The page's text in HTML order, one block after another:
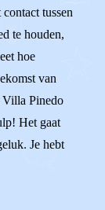
tussen
te houden,
hoe
van
Villa Pinedo
Het gaat
Je hebt